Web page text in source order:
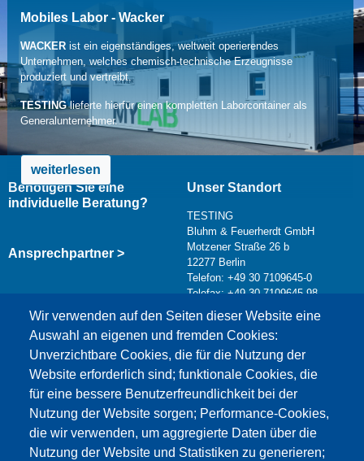
Mobiles Labor - Wacker
WACKERist ein eigenständiges, weltweit operierendes
Unternehmen, welches chemisch-technische Erzeugnisse
produziert und vertreibt.
TESTINGlieferte hierfür einen kompletten Laborcontainer als
Generalunternehmer.
weiterlesen
Wir verwenden auf den Seiten dieser Website eine
Auswahl an eigenen und fremden Cookies:
Unverzichtbare Cookies, die für die Nutzung der
Website erforderlich sind; funktionale Cookies, die
für eine bessere Benutzerfreundlichkeit bei der
Nutzung der Website sorgen; Performance-Cookies,
die wir verwenden, um aggregierte Daten über die
Nutzung der Website und Statistiken zu generieren;
Benötigen Sie eine
individuelle Beratung?
Ansprechpartner >
Unser Standort
TESTING
Bluhm & Feuerherdt GmbH
Motzener Straße 26 b
12277 Berlin
Telefon: +49 30 7109645-0
Telefax: +49 30 7109645-98
info@testing.de
Dieser Inhalt ist blockiert, da die Google Maps